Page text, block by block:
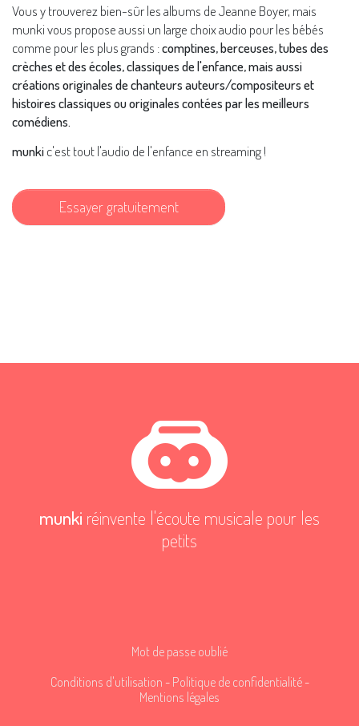
Vous y trouverez bien-sûr les albums de Jeanne Boyer, mais
munki vous propose aussi un large choix audio pour les bébés
comme pour les plus grands :comptines, berceuses, tubes des
crèches et des écoles, classiques de l'enfance, mais aussi
créations originales de chanteurs auteurs/compositeurs et
histoires classiques ou originales contées par les meilleurs
comédiens.
munkic'est tout l'audio de l'enfance en streaming !
Essayer gratuitement
munki réinvente l'écoute musicale pour les
petits
Mot de passe oublié
Conditions d'utilisation -Politique de confidentialité-
Mentions légales